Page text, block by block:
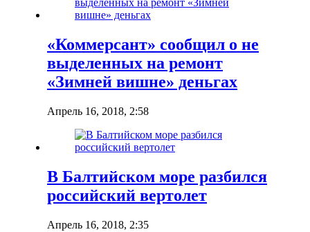
«Коммерсант» сообщил о не
выделенных на ремонт
«Зимней вишне» деньгах
Апрель 16, 2018, 2:58
В Балтийском море разбился
российский вертолет
Апрель 16, 2018, 2:35